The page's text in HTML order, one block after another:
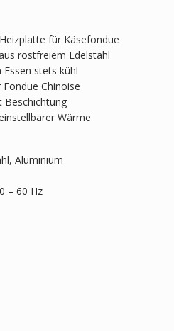
für Käsefondue
rostfreiem Edelstahl
stets kühl
Chinoise
Beschichtung
Wärme
Aluminium
– 60 Hz